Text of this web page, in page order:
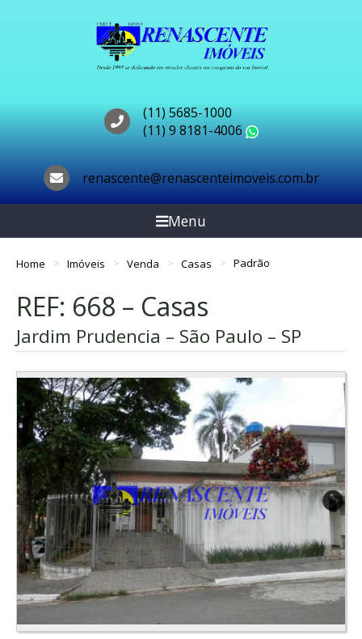
(11) 5685-1000
(11) 9 8181-4006
renascente@renascenteimoveis.com.br
Menu
Home Imóveis Venda Casas Padrão
REF: 668 – Casas
Jardim Prudencia – São Paulo – SP